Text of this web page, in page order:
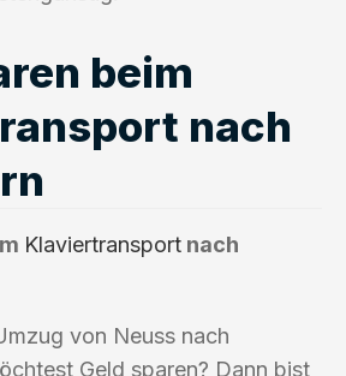
beim
nach
Klaviertransport nach
von Neuss nach
Geld sparen? Dann bist